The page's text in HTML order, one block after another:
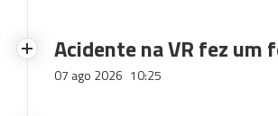
Acidente na VR fez um
07 ago 2026 10:25